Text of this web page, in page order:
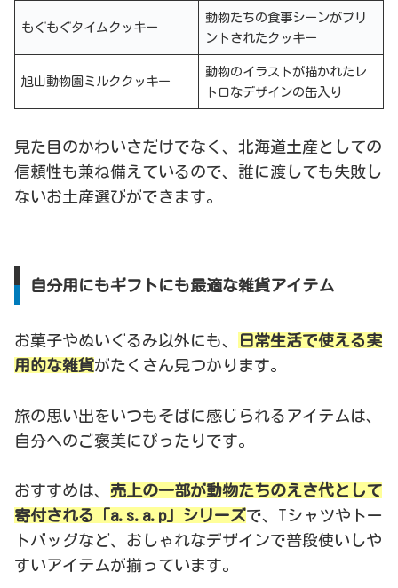
もぐもぐタイムクッキー
動物たちの食事シーンがプリ
ントされたクッキー
旭山動物園ミルククッキー
動物のイラストが描かれたレ
トロなデザインの缶入り
見た目のかわいさだけでなく、北海道土産としての
信頼性も兼ね備えているので、誰に渡しても失敗し
ないお土産選びができます。
自分用にもギフトにも最適な雑貨アイテム
お菓子やぬいぐるみ以外にも、
日常生活で使える実
用的な雑貨がたくさん見つかります。
旅の思い出をいつもそばに感じられるアイテムは、
自分へのご褒美にぴったりです。
おすすめは、 売上の一部が動物たちのえさ代として
寄付される「a.s.a.p」シリーズで、Tシャツやトー
トバッグなど、おしゃれなデザインで普段使いしや
すいアイテムが揃っています。